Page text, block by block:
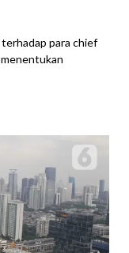
para chief